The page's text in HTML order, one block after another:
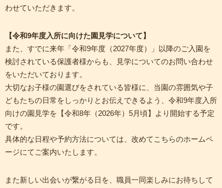
わせていただきます。
【令和9年度入所に向けた園見学について】
また、すでに来年「令和9年度（2027年度）」以降のご入園を
検討されている保護者様からも、見学についてのお問い合わせ
をいただいております。
大切なお子様の園選びをされている皆様に、当園の雰囲気や子
どもたちの日常をしっかりとお伝えできるよう、令和9年度入所
向けの園見学を【令和8年（2026年）5月頃】より開始する予定
です。
具体的な日程や予約方法については、改めてこちらのホームペ
ージにてご案内いたします。
また新しい出会いが繋がる日を、職員一同楽しみにお待ちして